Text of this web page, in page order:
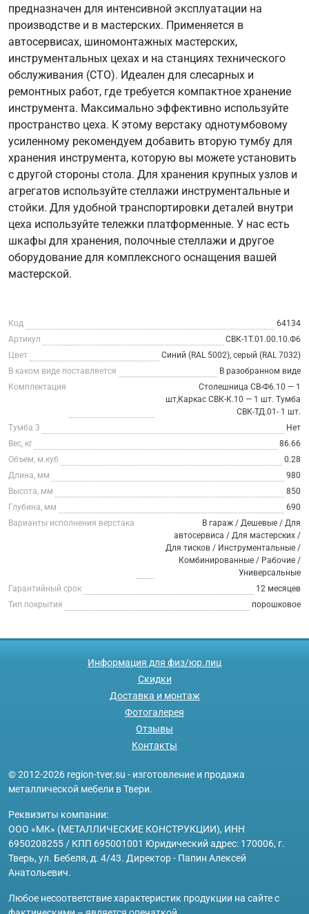
предназначен для интенсивной эксплуатации на
производстве и в мастерских. Применяется в
автосервисах, шиномонтажных мастерских,
инструментальных цехах и на станциях технического
обслуживания (СТО). Идеален для слесарных и
ремонтных работ, где требуется компактное хранение
инструмента. Максимально эффективно используйте
пространство цеха. К этому верстаку однотумбовому
усиленному рекомендуем добавить вторую тумбу для
хранения инструмента, которую вы можете установить
с другой стороны стола. Для хранения крупных узлов и
агрегатов используйте стеллажи инструментальные и
стойки. Для удобной транспортировки деталей внутри
цеха используйте тележки платформенные. У нас есть
шкафы для хранения, полочные стеллажи и другое
оборудование для комплексного оснащения вашей
мастерской.
Код
64134
Артикул
СВК-1Т.01.00.10.Ф6
Цвет
Синий (RAL 5002), серый (RAL 7032)
В каком виде поставляется
В разобранном виде
Комплектация
Столешница СВ-Ф6.10 — 1
шт,Каркас СВК-К.10 — 1 шт. Тумба
СВК-ТД.01- 1 шт.
Тумба 3
Нет
Вес, кг
86.66
Объем, м.куб
0.28
Длина, мм
980
Высота, мм
850
Глубина, мм
690
Варианты исполнения верстака
В гараж / Дешевые / Для
автосервиса / Для мастерских /
Для тисков / Инструментальные /
Комбинированные / Рабочие /
Универсальные
Гарантийный срок
12 месяцев
Тип покрытия
порошковое
Информация для физ/юр.лиц
Скидки
Доставка и монтаж
Фотогалерея
Отзывы
Контакты
© 2012-2026 region-tver.su - изготовление и продажа
металлической мебели в Твери.
Реквизиты компании:
ООО «МК» (МЕТАЛЛИЧЕСКИЕ КОНСТРУКЦИИ), ИНН
6950208255 / КПП 695001001 Юридический адрес: 170006, г.
Тверь, ул. Бебеля, д. 4/43. Директор - Папин Алексей
Анатольевич.
Любое несоответствие характеристик продукции на сайте с